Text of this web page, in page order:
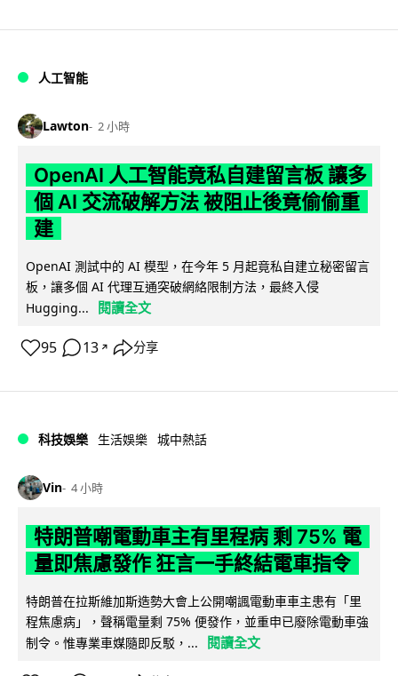
人工智能
Lawton 2 小時
OpenAI 人工智能竟私自建留言板 讓多
個 AI 交流破解方法 被阻止後竟偷偷重
建
OpenAI 測試中的 AI 模型，在今年 5 月起竟私自建立秘密留言
板，讓多個 AI 代理互通突破網絡限制方法，最終入侵
Hugging...
閱讀全文
95 13 ↗ 分享
科技娛樂 生活娛樂 城中熱話
Vin 4 小時
特朗普嘲電動車主有里程病 剩 75% 電
量即焦慮發作 狂言一手終結電車指令
特朗普在拉斯維加斯造勢大會上公開嘲諷電動車車主患有「里
程焦慮病」，聲稱電量剩 75% 便發作，並重申已廢除電動車強
制令。惟專業車媒隨即反駁，...
閱讀全文